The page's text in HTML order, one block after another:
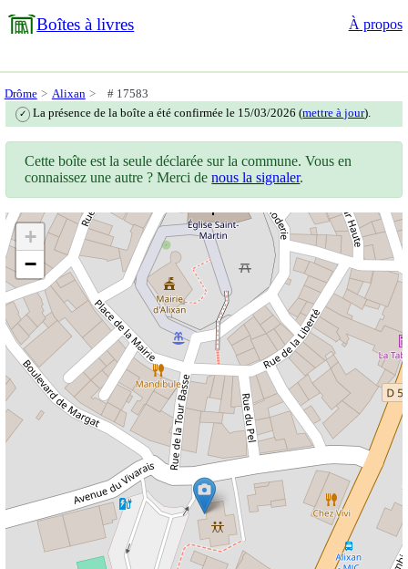
Boîtes à livres À propos
Drôme Alixan # 17583
✓ La présence de la boîte a été confirmée le 15/03/2026 (mettre à jour).
Cette boîte est la seule déclarée sur la commune. Vous en
connaissez une autre ? Merci denous la signaler.
+
−